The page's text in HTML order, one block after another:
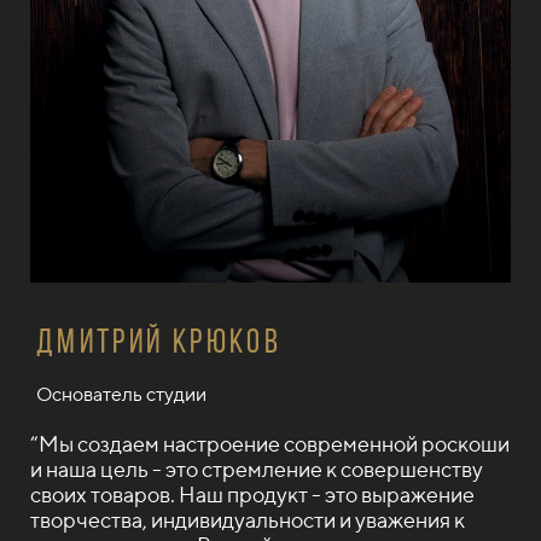
Дмитрий крюков
Основатель студии
“Мы создаем настроение современной роскоши
и наша цель - это стремление к совершенству
своих товаров. Наш продукт - это выражение
творчества, индивидуальности и уважения к